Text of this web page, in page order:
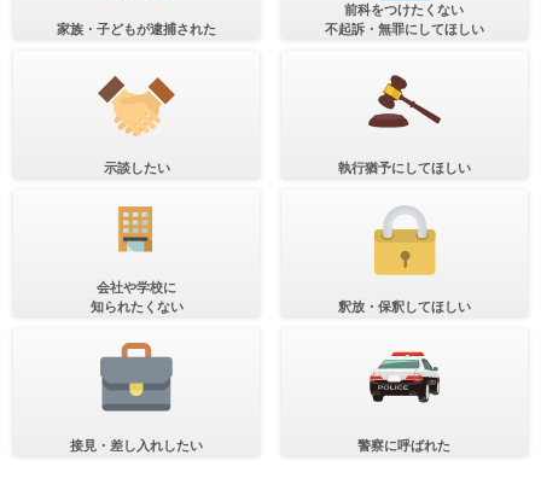
家族・子どもが逮捕された
前科をつけたくない
不起訴・無罪にしてほしい
示談したい 執行猶予にしてほしい
会社や学校に
知られたくない
釈放・保釈してほしい
接見・差し入れしたい 警察に呼ばれた